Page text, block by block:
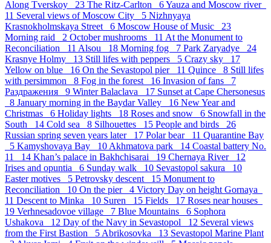
Along Tverskoy 23 The Ritz-Carlton 6Yauza and Moscow river
11 Several views of Moscow City 5 Nizhnyaya
Krasnokholmskaya Street 6 Moscow House of Music 23
Morning raid 2 October mushrooms 11 At the Monument to
Reconciliation 11 Alsou 18 Morning fog 7 Park Zaryadye 24
Krasnye Holmy 13 Still lifes with peppers 5 Crazy sky 17
Yellow on blue 16 On the Sevastopol pier 11 Quince 8 Still lifes
with persimmon 8 Fog in the forest 16 Invasion of fans 7
Раздражения 9 Winter Balaclava 17 Sunset at Cape Chersonesus
8 January morning in the Baydar Valley 16 New Year and
Christmas 6 Holiday lights 18 Roses and snow 6 Snowfall in the
South 14 Cold sea 8 Silhouettes 15 People and birds 26
Russian spring seven years later 17 Polar bear 11 Quarantine Bay
5 Kamyshovaya Bay 10 Akhmatova park 14 Coastal battery No.
11 14 Khan’s palace in Bakhchisarai 19 Chernaya River 12
Irises and opuntia 6 Sunday walk 10 Sevastopol sakura 10
Easter motives 5 Petrovsky descent 15 Monument to
Reconciliation 10 On the pier 4 Victory Day on height Gornaya
11 Descent to Minka 10 Suren 15 Fields 17 Roses near houses
19 Verhnesadovoe village 7 Blue Mountains 6 Sophora
Ushakova 12 Day of the Navy in Sevastopol 12 Several views
from the First Bastion 5 Abrikosovka 13 Sevastopol Marine Plant